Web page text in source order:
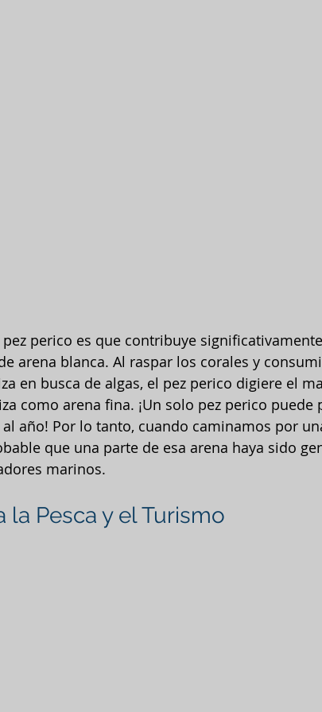
perico es que contribuye
arena blanca. Al raspar los corales y
en busca de algas, el pez perico digiere el
como arena fina. ¡Un solo pez perico
año! Por lo tanto, cuando caminamos por
que una parte de esa arena haya sido
marinos.
la Pesca y el Turismo